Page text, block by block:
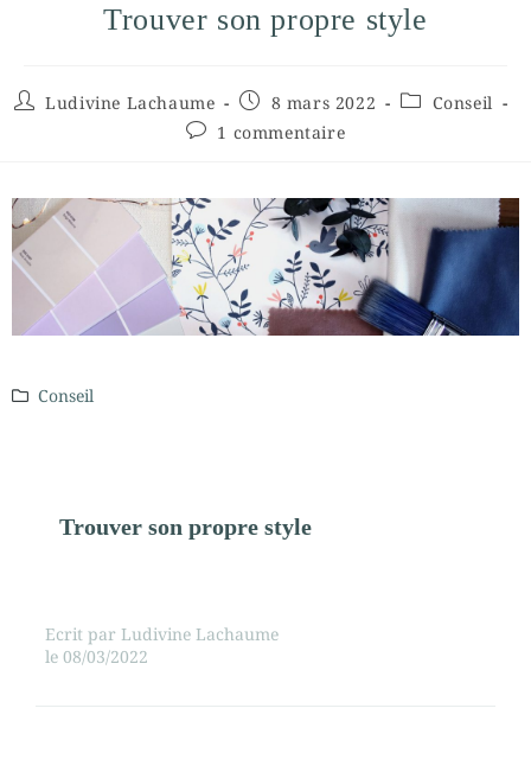
Trouver son propre style
Ludivine Lachaume 8 mars 2022
Conseil
1 commentaire
Conseil
Trouver son propre style
Ecrit par Ludivine Lachaume
le 08/03/2022